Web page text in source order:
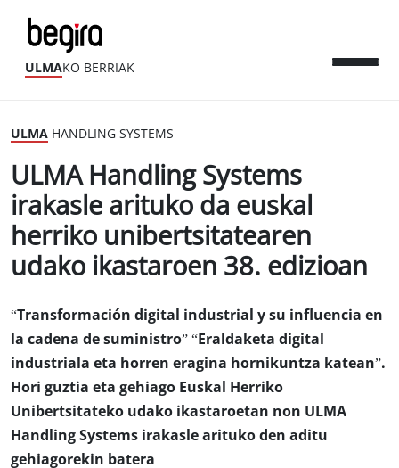
ULMAKO BERRIAK
ULMA HANDLING SYSTEMS
ULMA Handling Systems
irakasle arituko da euskal
herriko unibertsitatearen
udako ikastaroen 38. edizioan
“Transformación digital industrial y su influencia en
la cadena de suministro” “Eraldaketa digital
industriala eta horren eragina hornikuntza katean”.
Hori guztia eta gehiago Euskal Herriko
Unibertsitateko udako ikastaroetan non ULMA
Handling Systems irakasle arituko den aditu
gehiagorekin batera